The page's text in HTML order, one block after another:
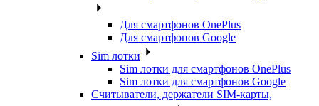
Для смартфонов OnePlus
Для смартфонов Google
Sim лотки
Sim лотки для смартфонов OnePlus
Sim лотки для смартфонов Google
Считыватели, держатели SIM-карты,